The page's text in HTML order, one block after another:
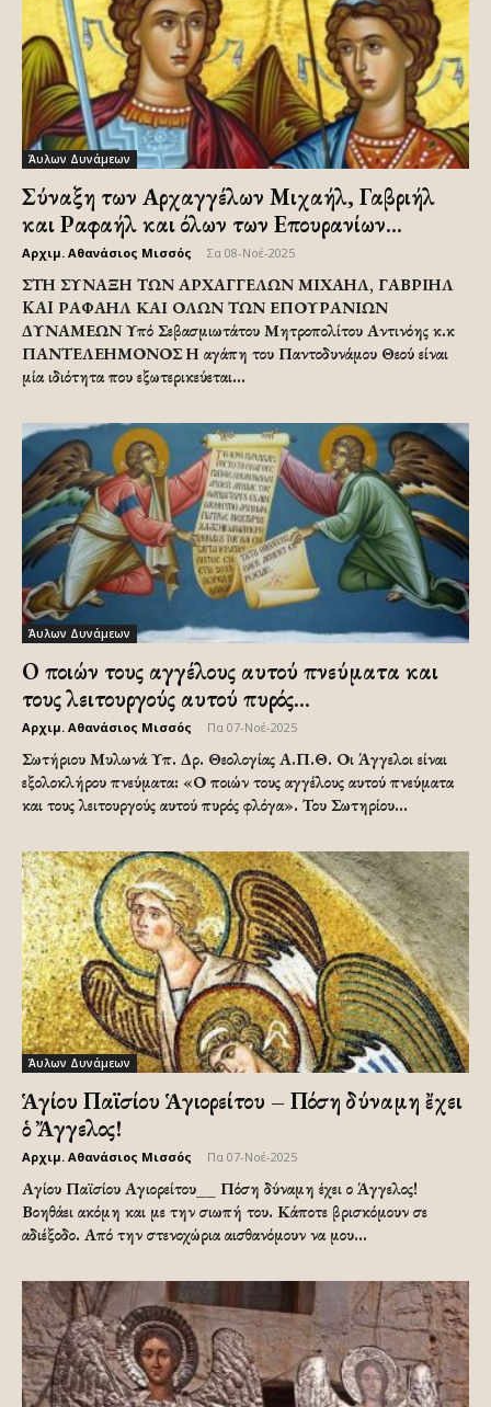
Άυλων Δυνάμεων
Σύναξη των Αρχαγγέλων Μιχαήλ, Γαβριήλ
και Ραφαήλ και όλων των Επουρανίων...
Αρχιμ. Αθανάσιος Μισσός Σα 08-Νοέ-2025
ΣΤΗ ΣΥΝΑΞΗ ΤΩΝ ΑΡΧΑΓΓΕΛΩΝ ΜΙΧΑΗΛ, ΓΑΒΡΙΗΛ
KAI ΡΑΦΑΗΛ ΚΑΙ ΟΛΩΝ ΤΩΝ ΕΠΟΥΡΑΝΙΩΝ
ΔΥΝΑΜΕΩΝ Υπό Σεβασμιωτάτου Μητροπολίτου Αντινόης κ.κ
ΠΑΝΤΕΛΕΗΜΟΝΟΣ Η αγάπη του Παντοδυνάμου Θεού είναι
μία ιδιότητα που εξωτερικεύεται...
Άυλων Δυνάμεων
Ο ποιών τους αγγέλους αυτού πνεύματα και
τους λειτουργούς αυτού πυρός...
Αρχιμ. Αθανάσιος Μισσός Πα 07-Νοέ-2025
Σωτήριου Μυλωνά Υπ. Δρ. Θεολογίας Α.Π.Θ. Οι Άγγελοι είναι
εξολοκλήρου πνεύματα: «Ο ποιών τους αγγέλους αυτού πνεύματα
και τους λειτουργούς αυτού πυρός φλόγα». Του Σωτηρίου...
Άυλων Δυνάμεων
Ἁγίου Παϊσίου Ἁγιορείτου – Πόση δύναμη ἔχει
ὁ Ἄγγελος!
Αρχιμ. Αθανάσιος Μισσός Πα 07-Νοέ-2025
Αγίου Παϊσίου Αγιορείτου__ Πόση δύναμη έχει ο Άγγελος!
Βοηθάει ακόμη και με την σιωπή του. Κάποτε βρισκόμουν σε
αδιέξοδο. Από την στενοχώρια αισθανόμουν να μου...